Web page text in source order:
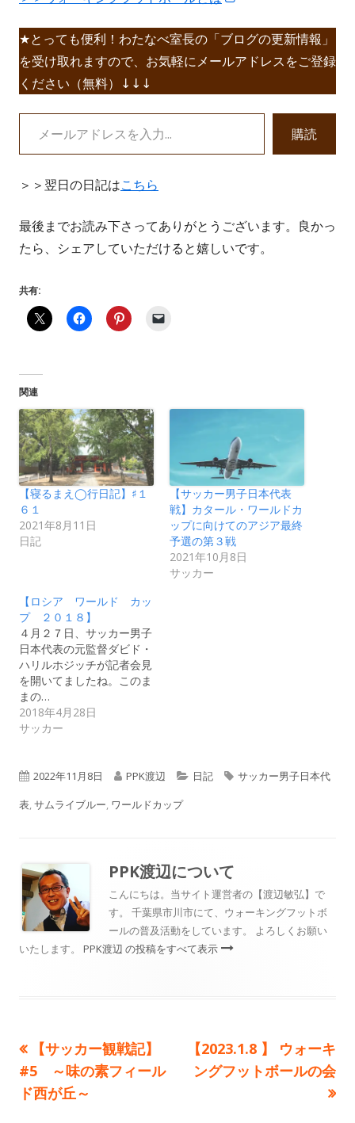
開
き
ま
す
い
ウ
ウ
き
ま
★とっても便利！わたなべ室長の「ブログの更新情報」
を受け取れますので、お気軽にメールアドレスをご登録
ください（無料）↓↓↓
メールアドレスを入力...
購読
＞＞翌日の日記はこちら
最後までお読み下さってありがとうございます。良かっ
たら、シェアしていただけると嬉しいです。
共有:
関連
【寝るまえ◯行日記】♯１
６１
2021年8月11日
日記
【サッカー男子日本代表
戦】カタール・ワールドカ
ップに向けてのアジア最終
予選の第３戦
2021年10月8日
サッカー
【ロシア ワールド カッ
プ ２０１８】
４月２７日、サッカー男子
日本代表の元監督ダビド・
ハリルホジッチが記者会見
を開いてましたね。このま
まの…
2018年4月28日
サッカー
公
開
2022年11月8日
作
成
PPK渡辺
カ
ー
日記
タ
サッカー男子日本代
表,サムライブルー, ワールドカップ
PPK渡辺について
こんにちは。当サイト運営者の【渡辺敏弘】で
す。 千葉県市川市にて、ウォーキングフットボ
ールの普及活動をしています。 よろしくお願い
いたします。 PPK渡辺 の投稿をすべて表示
投
稿
前
の
記
【サッカー観戦記】
#5 ～味の素フィール
ド西が丘～
次
の
【2023.1.8 】 ウォーキ
ングフットボールの会